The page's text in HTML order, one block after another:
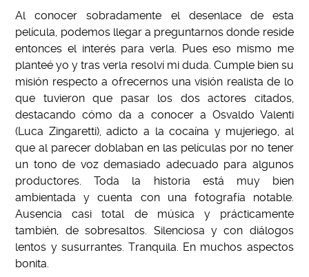
Al conocer sobradamente el desenlace de esta
película, podemos llegar a preguntarnos donde reside
entonces el interés para verla. Pues eso mismo me
planteé yo y tras verla resolví mi duda. Cumple bien su
misión respecto a ofrecernos una visión realista de lo
que tuvieron que pasar los dos actores citados,
destacando cómo da a conocer a Osvaldo Valenti
(Luca Zingaretti), adicto a la cocaína y mujeriego, al
que al parecer doblaban en las películas por no tener
un tono de voz demasiado adecuado para algunos
productores. Toda la historia está muy bien
ambientada y cuenta con una fotografía notable.
Ausencia casi total de música y prácticamente
también, de sobresaltos. Silenciosa y con diálogos
lentos y susurrantes. Tranquila. En muchos aspectos
bonita.